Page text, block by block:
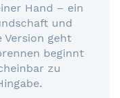
Hand – ein
und
Version geht
beginnt
zu